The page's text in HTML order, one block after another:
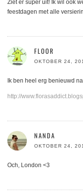
Ziet er super uit! Ik wil ook
feestdagen met alle
FLOOR
OKTOBER 24,
Ik ben heel erg benieuwd
http://
NANDA
OKTOBER 24,
Och, London <3